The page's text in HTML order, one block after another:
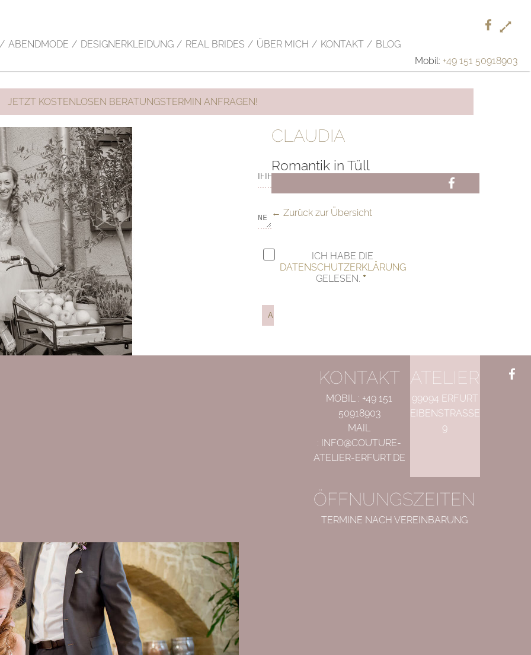
ABENDMODE
DESIGNERKLEIDUNG REAL BRIDES ÜBER MICH KONTAKT BLOG
F+
Mobil: +49 151 50918903
JETZT KOSTENLOSEN BERATUNGSTERMIN ANFRAGEN!
CLAUDIA
Romantik in Tüll
FB
← Zurück zur Übersicht
ICH HABE DIE
DATENSCHUTZERKLÄRUNG
GELESEN.
F+
KONTAKT
MOBIL : +49 151
50918903
MAIL
: INFO@COUTURE-
ATELIER-ERFURT.DE
ATELIER
99094 ERFURT
EIBENSTRASSE
9
ÖFFNUNGSZEITEN
TERMINE NACH VEREINBARUNG